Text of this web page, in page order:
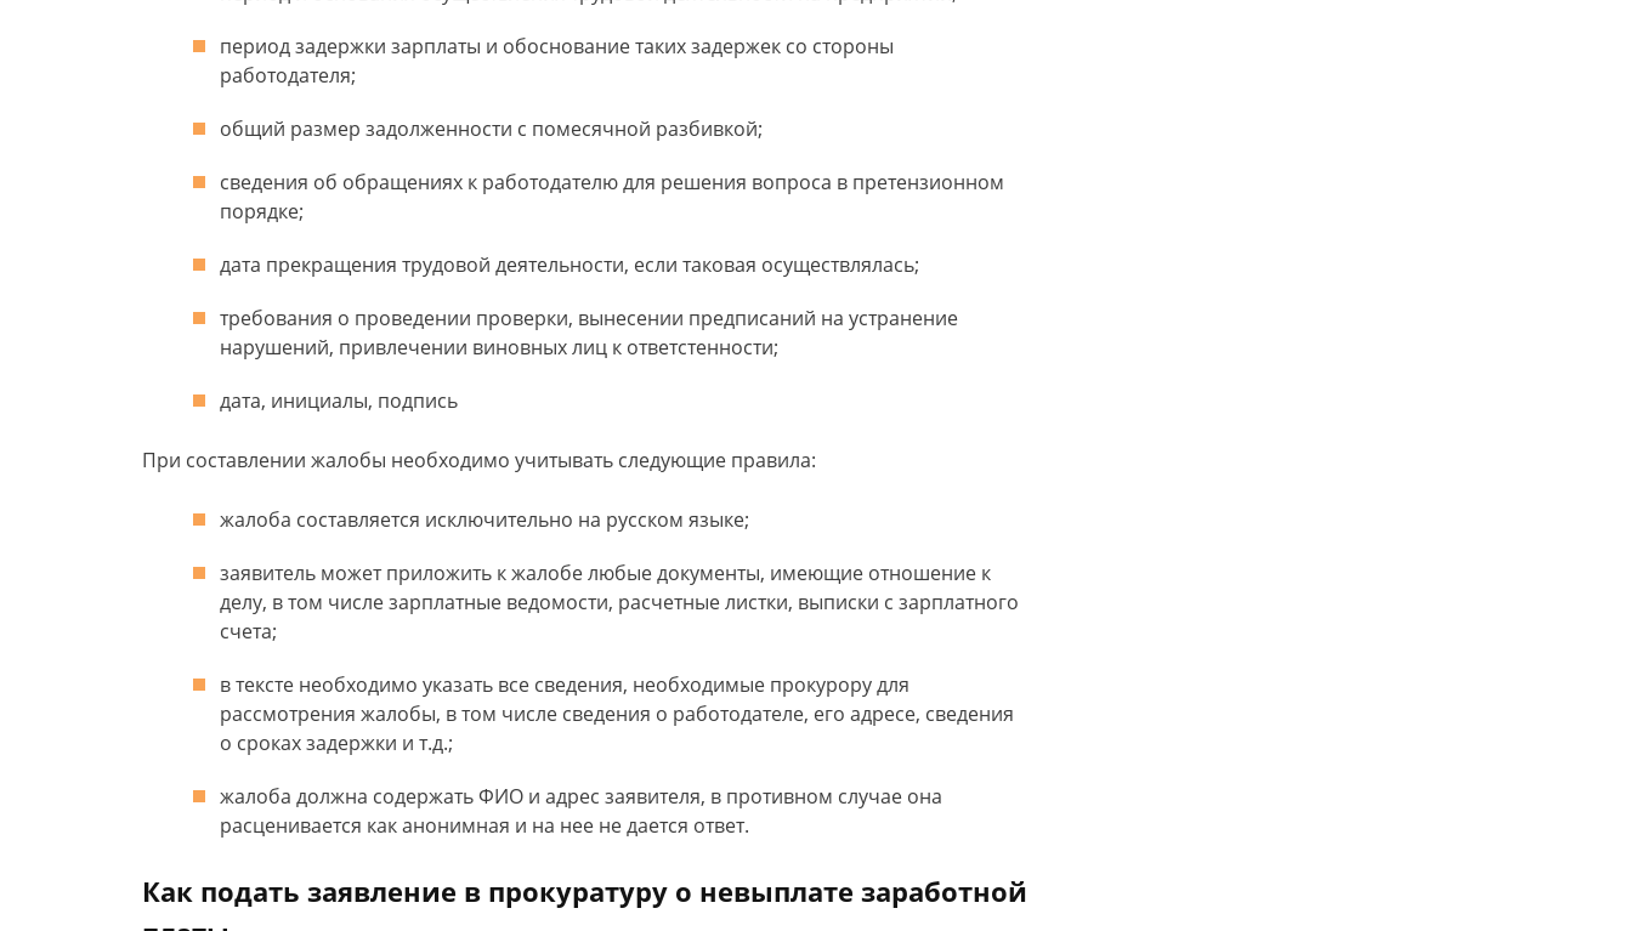
период задержки зарплаты и обоснование таких задержек со стороны
работодателя;
общий размер задолженности с помесячной разбивкой;
сведения об обращениях к работодателю для решения вопроса в претензионном
порядке;
дата прекращения трудовой деятельности, если таковая осуществлялась;
требования о проведении проверки, вынесении предписаний на устранение
нарушений, привлечении виновных лиц к ответстенности;
дата, инициалы, подпись
При составлении жалобы необходимо учитывать следующие правила:
жалоба составляется исключительно на русском языке;
заявитель может приложить к жалобе любые документы, имеющие отношение к
делу, в том числе зарплатные ведомости, расчетные листки, выписки с зарплатного
счета;
в тексте необходимо указать все сведения, необходимые прокурору для
рассмотрения жалобы, в том числе сведения о работодателе, его адресе, сведения
о сроках задержки и т.д.;
жалоба должна содержать ФИО и адрес заявителя, в противном случае она
расценивается как анонимная и на нее не дается ответ.
Как подать заявление в прокуратуру о невыплате заработной